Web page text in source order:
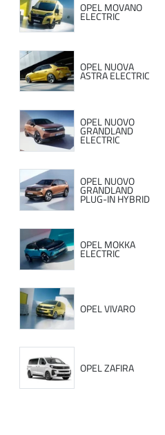
OPEL MOVANO
ELECTRIC
OPEL NUOVA
ASTRA ELECTRIC
OPEL NUOVO
GRANDLAND
ELECTRIC
OPEL NUOVO
GRANDLAND
PLUG-IN HYBRID
OPEL MOKKA
ELECTRIC
OPEL VIVARO
OPEL ZAFIRA